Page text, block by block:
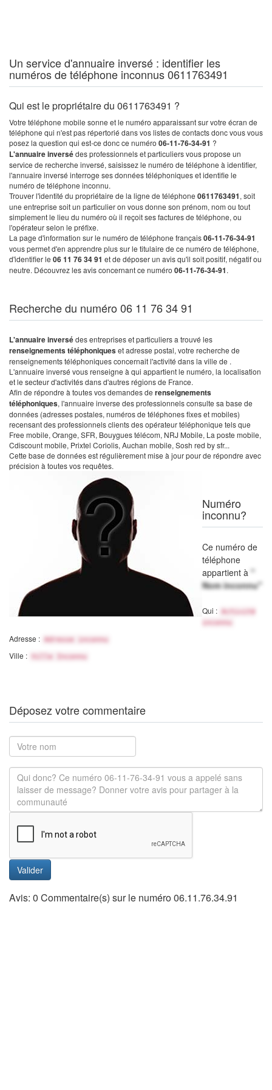
Un service d'annuaire inversé : identifier les
numéros de téléphone inconnus 0611763491
Qui est le propriétaire du 0611763491 ?
Votre téléphone mobile sonne et le numéro apparaissant sur votre écran de
téléphone qui n'est pas répertorié dans vos listes de contacts donc vous vous
posez la question qui est-ce donc ce numéro 06-11-76-34-91 ?
L'annuaire inversédes professionnels et particuliers vous propose un
service de recherche inversé, saisissez le numéro de téléphone à identifier,
l'annuaire inversé interroge ses données téléphoniques et identifie le
numéro de téléphone inconnu.
Trouver l'identité du propriétaire de la ligne de téléphone 0611763491, soit
une entreprise soit un particulier on vous donne son prénom, nom ou tout
simplement le lieu du numéro où il reçoit ses factures de téléphone, ou
l'opérateur selon le préfixe.
La page d'information sur le numéro de téléphone français06-11-76-34-91
vous permet d'en apprendre plus sur le titulaire de ce numéro de téléphone,
d'identifier le 06 11 76 34 91 et de déposer un avis qu'il soit positif, négatif ou
neutre. Découvrez les avis concernant ce numéro 06-11-76-34-91.
Recherche du numéro 06 11 76 34 91
L'annuaire inversédes entreprises et particuliers a trouvé les
renseignements téléphoniqueset adresse postal, votre recherche de
renseignements téléphoniques concernait l'activité dans la ville de .
L'annuaire inversé vous renseigne à qui appartient le numéro, la localisation
et le secteur d'activités dans d'autres régions de France.
Afin de répondre à toutes vos demandes de renseignements
téléphoniques, l'annuaire inverse des professionnels consulte sa base de
données (adresses postales, numéros de téléphones fixes et mobiles)
recensant des professionnels clients des opérateur téléphonique tels que
Free mobile, Orange, SFR, Bouygues télécom, NRJ Mobile, La poste mobile,
Cdiscount mobile, Prixtel Coriolis, Auchan mobile, Sosh red by sfr...
Cette base de données est régulièrement mise à jour pour de répondre avec
précision à toutes vos requêtes.
Numéro
inconnu?
Ce numéro de
téléphone
appartient à "
Nom inconnu"
Qui :
Activité
inconnu
Adresse : Adresse inconnu
Ville : Ville Inconnu
Déposez votre commentaire
Valider
Avis: 0 Commentaire(s) sur le numéro 06.11.76.34.91